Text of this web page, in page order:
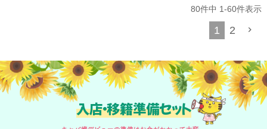
80件中 1-60件表示
1 2
入店・移籍準備セット